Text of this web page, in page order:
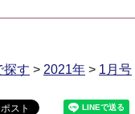
探す > 2021年 > 1月号